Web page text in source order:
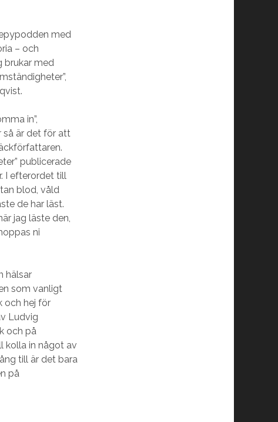
med
– och
brukar med
in”,
så är det för att
publicerade
I efterordet till
blod, våld
de har läst.
jag läste den,
ni
hälsar
som vanligt
och hej för
Ludvig
och på
kolla in något av
till är det bara
på